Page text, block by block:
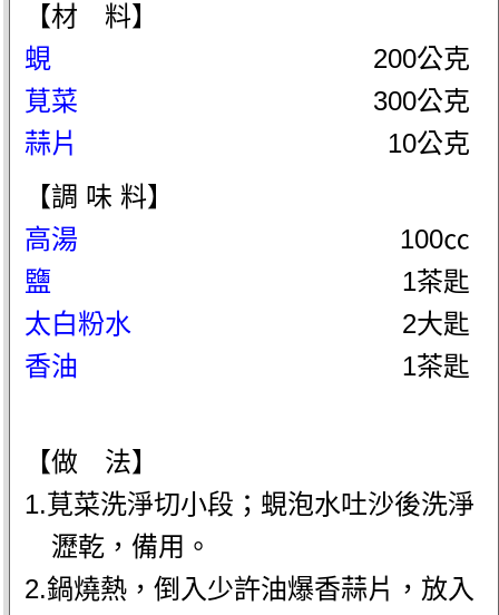
【材 料】
蜆
200公克
莧菜
300公克
蒜片
10公克
【調 味 料】
高湯
100㏄
鹽
1茶匙
太白粉水
2大匙
香油
1茶匙
【做 法】
1.莧菜洗淨切小段；蜆泡水吐沙後洗淨
瀝乾，備用。
2.鍋燒熱，倒入少許油爆香蒜片，放入